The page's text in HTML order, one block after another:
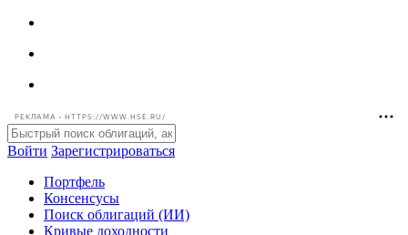
РЕКЛАМА • HTTPS://WWW.HSE.RU/
Войти Зарегистрироваться